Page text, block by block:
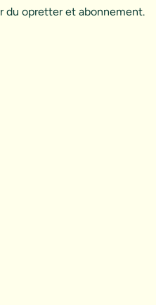
du opretter et abonnement.